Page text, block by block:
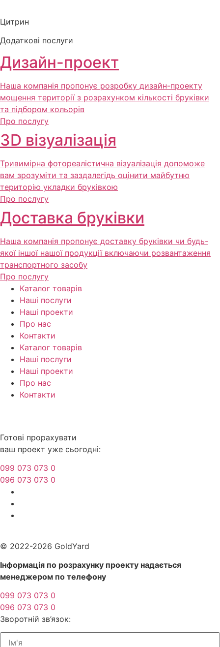
Цитрин
Додаткові послуги
Дизайн-проект
Наша компанія пропонує розробку дизайн-проекту
мощення території з розрахунком кількості бруківки
та підбором кольорів
Про послугу
3D візуалізація
Тривимірна фотореалістична візуалізація допоможе
вам зрозуміти та заздалегідь оцінити майбутню
територію укладки бруківкою
Про послугу
Доставка бруківки
Наша компанія пропонує доставку бруківки чи будь-
якої іншої нашої продукції включаючи розвантаження
транспортного засобу
Про послугу
Каталог товарів
Наші послуги
Наші проекти
Про нас
Контакти
Каталог товарів
Наші послуги
Наші проекти
Про нас
Контакти
Готові прорахувати
ваш проект уже сьогодні:
099 073 073 0
096 073 073 0
© 2022-2026 GoldYard
Інформація по розрахунку проекту надається
менеджером по телефону
099 073 073 0
096 073 073 0
Зворотній зв’язок: